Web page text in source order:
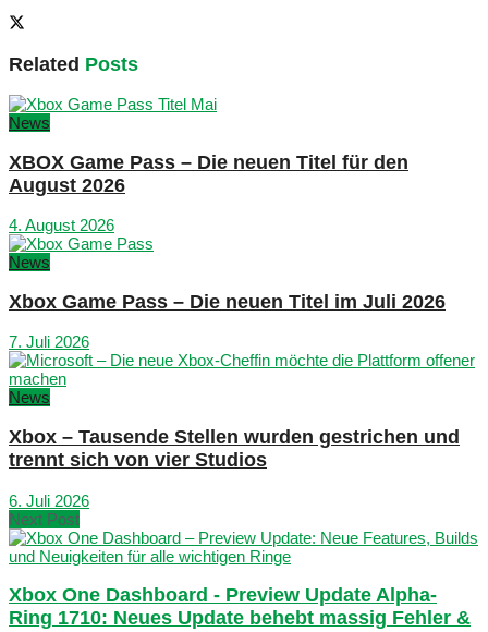
Related Posts
News
XBOX Game Pass – Die neuen Titel für den
August 2026
4. August 2026
News
Xbox Game Pass – Die neuen Titel im Juli 2026
7. Juli 2026
News
Xbox – Tausende Stellen wurden gestrichen und
trennt sich von vier Studios
6. Juli 2026
Next Post
Xbox One Dashboard - Preview Update Alpha-
Ring 1710: Neues Update behebt massig Fehler &